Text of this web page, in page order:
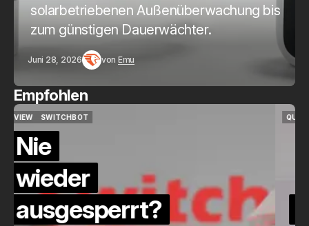
solarbetriebenen Außenüberwachung bis
zum günstigen Dauerwächter.
Juni 28, 2026 von Emu
Empfohlen
QUICKCHECK
Die Alexa-